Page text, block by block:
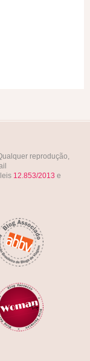
reprodução,
12.853/2013 e